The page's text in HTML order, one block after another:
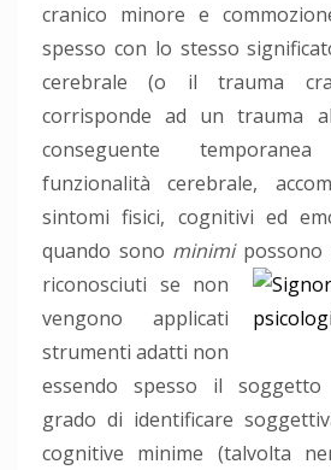
cranico minore e
spesso con lo stesso
cerebrale (o il trauma
corrisponde ad un trauma
conseguente
funzionalità cerebrale,
sintomi fisici, cognitivi ed
quando sono minimipossono
riconosciuti se non
vengono applicati
strumenti adatti non
essendo spesso il
grado di identificare
cognitive minime (talvolta